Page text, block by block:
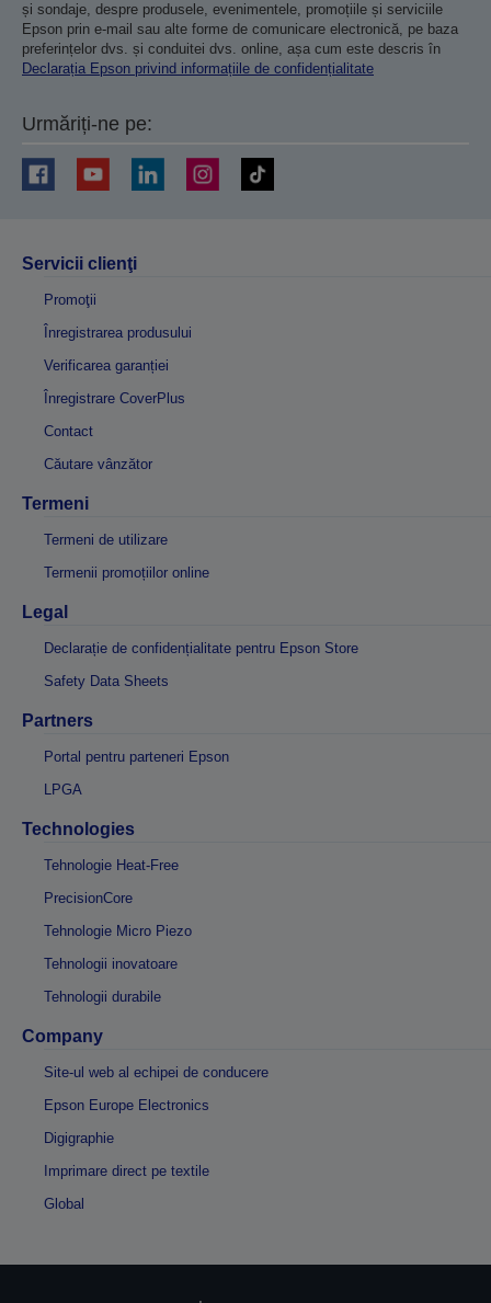
și sondaje, despre produsele, evenimentele, promoțiile și serviciile
Epson prin e-mail sau alte forme de comunicare electronică, pe baza
preferințelor dvs. și conduitei dvs. online, așa cum este descris în
Declarația Epson privind informațiile de confidențialitate
Urmăriți-ne pe:
Servicii clienţi
Promoţii
Înregistrarea produsului
Verificarea garanției
Înregistrare CoverPlus
Contact
Căutare vânzător
Termeni
Termeni de utilizare
Termenii promoțiilor online
Legal
Declarație de confidențialitate pentru Epson Store
Safety Data Sheets
Partners
Portal pentru parteneri Epson
LPGA
Technologies
Tehnologie Heat-Free
PrecisionCore
Tehnologie Micro Piezo
Tehnologii inovatoare
Tehnologii durabile
Company
Site-ul web al echipei de conducere
Epson Europe Electronics
Digigraphie
Imprimare direct pe textile
Global